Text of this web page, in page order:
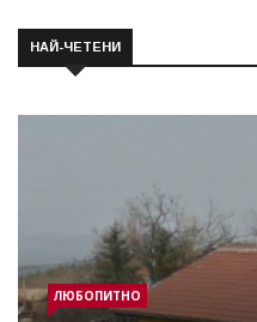
НАЙ-ЧЕТЕНИ
ЛЮБОПИТНО